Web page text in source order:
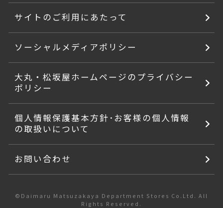
サイトのご利用にあたって
ソーシャルメディアポリシー
大丸・松坂屋ホームページのプライバシー
ポリシー
個人情報保護基本方針･お客様の個人情報
の取扱いについて
お問い合わせ
©Daimaru Matsuzakaya Department Stores Co.Ltd. All
Rights Reserved.